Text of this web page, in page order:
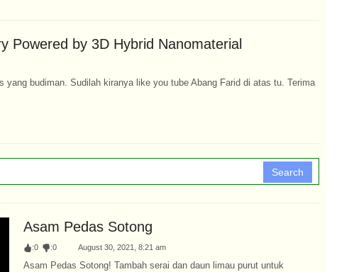
Powered by 3D Hybrid Nanomaterial
yang budiman. Sudilah kiranya like you tube Abang Farid di atas tu. Terima
Search
Asam Pedas Sotong
:0 :0 August 30, 2021, 8:21 am
Asam Pedas Sotong! Tambah serai dan daun limau purut untuk